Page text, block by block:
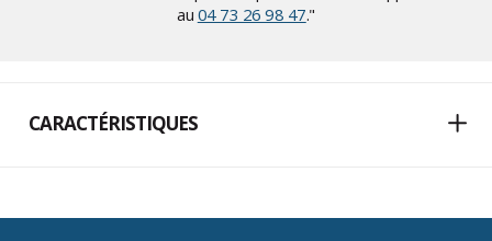
au 04 73 26 98 47."
CARACTÉRISTIQUES